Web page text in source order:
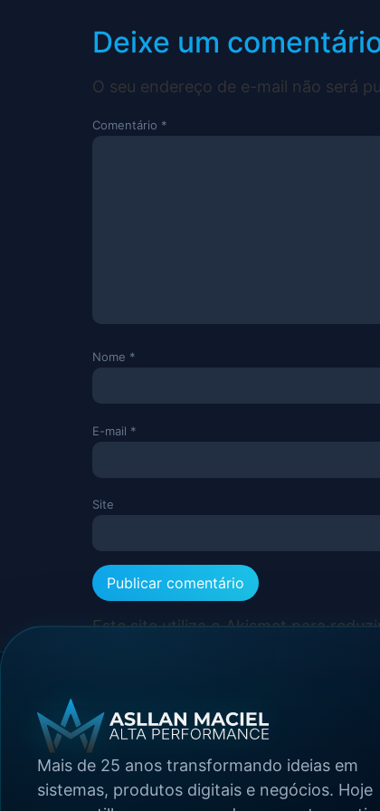
Deixe um
O seu endereço de e-mail não será
Comentário *
Nome *
E-mail *
Site
Este site utiliza o Akismet para
Mais de 25 anos transformando ideias em
sistemas, produtos digitais e negócios. Hoje